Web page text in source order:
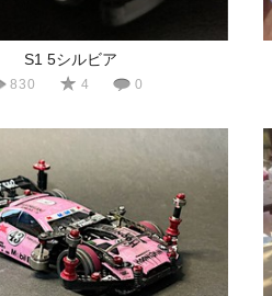
S1 5シルビア
830 4 0